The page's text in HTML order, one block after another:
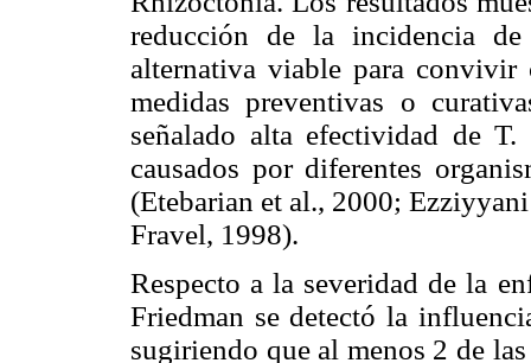
reducción de la inci­dencia
alternativa viable para convivir
medidas preventivas o
señalado alta efectividad de
causados por diferentes
(Etebarian et al., 2000;
Fravel, 1998).
Respecto a la severidad de la
Friedman se detectó la
sugiriendo que al menos 2 de